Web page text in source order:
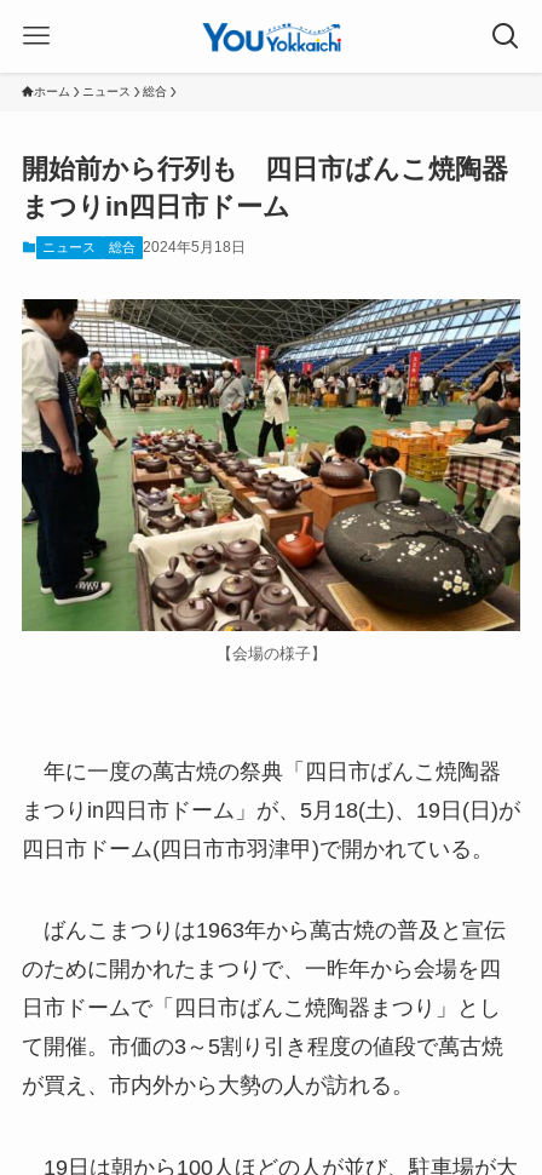
ホーム ニュース 総合
開始前から行列も 四日市ばんこ焼陶器
まつりin四日市ドーム
ニュース 総合 2024年5月18日
【会場の様子】
年に一度の萬古焼の祭典「四日市ばんこ焼陶器
まつりin四日市ドーム」が、5月18(土)、19日(日)が
四日市ドーム(四日市市羽津甲)で開かれている。
ばんこまつりは1963年から萬古焼の普及と宣伝
のために開かれたまつりで、一昨年から会場を四
日市ドームで「四日市ばんこ焼陶器まつり」とし
て開催。市価の3～5割り引き程度の値段で萬古焼
が買え、市内外から大勢の人が訪れる。
19日は朝から100人ほどの人が並び、駐車場が大